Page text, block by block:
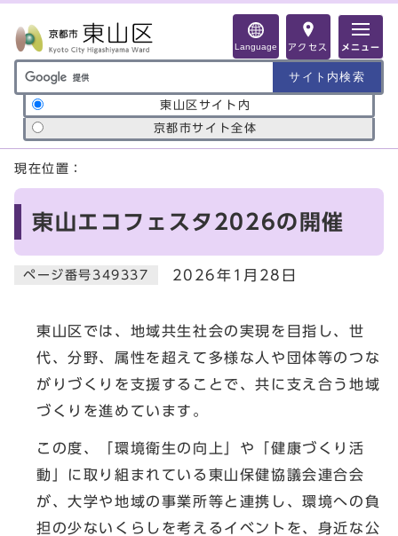
Language アクセス メニュー
サイト内検索の範囲
東山区サイト内
京都市サイト全体
ここから本文です
現在位置：
東山エコフェスタ2026の開催
ページ番号349337 2026年1月28日
東山区では、地域共生社会の実現を目指し、世
代、分野、属性を超えて多様な人や団体等のつな
がりづくりを支援することで、共に支え合う地域
づくりを進めています。
この度、「環境衛生の向上」や「健康づくり活
動」に取り組まれている東山保健協議会連合会
が、大学や地域の事業所等と連携し、環境への負
担の少ないくらしを考えるイベントを、身近な公